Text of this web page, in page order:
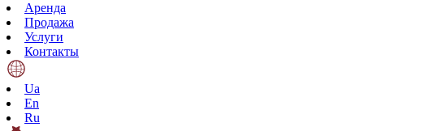
Аренда
Продажа
Услуги
Контакты
Ua
En
Ru